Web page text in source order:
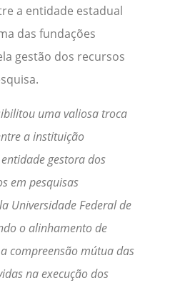
a entidade estadual
das fundações
gestão dos recursos
uma valiosa troca
a instituição
gestora dos
em pesquisas
Universidade Federal de
o alinhamento de
compreensão mútua das
na execução dos